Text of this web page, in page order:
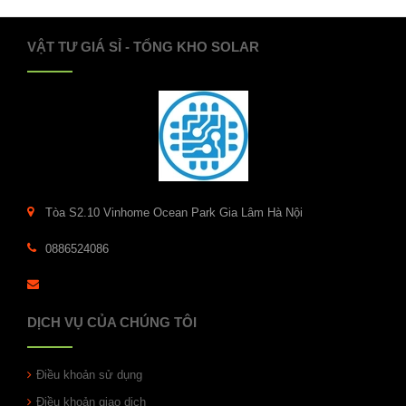
VẬT TƯ GIÁ SỈ - TỔNG KHO SOLAR
Tòa S2.10 Vinhome Ocean Park Gia Lâm Hà Nội
0886524086
DỊCH VỤ CỦA CHÚNG TÔI
Điều khoản sử dụng
Điều khoản giao dịch